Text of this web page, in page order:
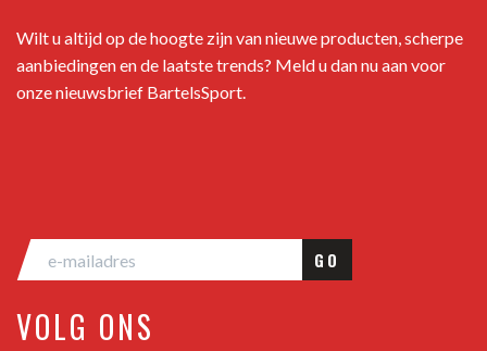
Wilt u altijd op de hoogte zijn van nieuwe producten, scherpe
aanbiedingen en de laatste trends? Meld u dan nu aan voor
onze nieuwsbrief BartelsSport.
GO
VOLG ONS